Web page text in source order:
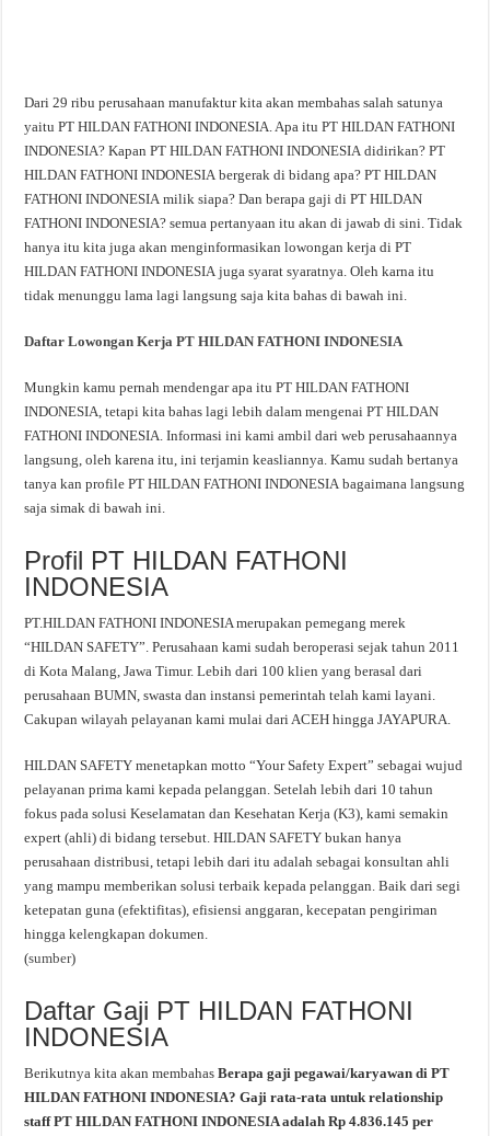
Dari 29 ribu perusahaan manufaktur kita akan membahas salah satunya
yaitu PT HILDAN FATHONI INDONESIA. Apa itu PT HILDAN FATHONI
INDONESIA? Kapan PT HILDAN FATHONI INDONESIA didirikan? PT
HILDAN FATHONI INDONESIA bergerak di bidang apa? PT HILDAN
FATHONI INDONESIA milik siapa? Dan berapa gaji di PT HILDAN
FATHONI INDONESIA? semua pertanyaan itu akan di jawab di sini. Tidak
hanya itu kita juga akan menginformasikan lowongan kerja di PT
HILDAN FATHONI INDONESIA juga syarat syaratnya. Oleh karna itu
tidak menunggu lama lagi langsung saja kita bahas di bawah ini.
Daftar Lowongan Kerja PT HILDAN FATHONI INDONESIA
Mungkin kamu pernah mendengar apa itu PT HILDAN FATHONI
INDONESIA, tetapi kita bahas lagi lebih dalam mengenai PT HILDAN
FATHONI INDONESIA. Informasi ini kami ambil dari web perusahaannya
langsung, oleh karena itu, ini terjamin keasliannya. Kamu sudah bertanya
tanya kan profile PT HILDAN FATHONI INDONESIA bagaimana langsung
saja simak di bawah ini.
Profil PT HILDAN FATHONI
INDONESIA
PT.HILDAN FATHONI INDONESIA merupakan pemegang merek
“HILDAN SAFETY”. Perusahaan kami sudah beroperasi sejak tahun 2011
di Kota Malang, Jawa Timur. Lebih dari 100 klien yang berasal dari
perusahaan BUMN, swasta dan instansi pemerintah telah kami layani.
Cakupan wilayah pelayanan kami mulai dari ACEH hingga JAYAPURA.
HILDAN SAFETY menetapkan motto “Your Safety Expert” sebagai wujud
pelayanan prima kami kepada pelanggan. Setelah lebih dari 10 tahun
fokus pada solusi Keselamatan dan Kesehatan Kerja (K3), kami semakin
expert (ahli) di bidang tersebut. HILDAN SAFETY bukan hanya
perusahaan distribusi, tetapi lebih dari itu adalah sebagai konsultan ahli
yang mampu memberikan solusi terbaik kepada pelanggan. Baik dari segi
ketepatan guna (efektifitas), efisiensi anggaran, kecepatan pengiriman
hingga kelengkapan dokumen.
(sumber)
Daftar Gaji PT HILDAN FATHONI
INDONESIA
Berikutnya kita akan membahasBerapa gaji pegawai/karyawan di PT
HILDAN FATHONI INDONESIA? Gaji rata-rata untuk relationship
staff PT HILDAN FATHONI INDONESIA adalah Rp 4.836.145 per